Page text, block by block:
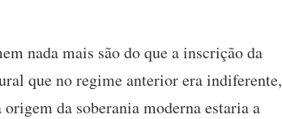
nada mais são do que a inscrição da
que no regime anterior era indiferente,
da soberania moderna estaria a